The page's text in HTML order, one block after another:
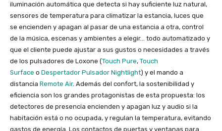
iluminación automática que detecta si hay suficiente luz natural,
sensores de temperatura para climatizar la estancia, luces que
se encienden y apagan al pasar de una estancia a otra, control
de la música, escenas y ambientes a elegir… todo automatizado y
que el cliente puede ajustar a sus gustos o necesidades a través
de los pulsadores de Loxone (Touch Pure, Touch
Surface o Despertador Pulsador Nightlight) y el mando a
distancia Remote Air. Además del confort, la sostenibilidad y
eficiencia son los grandes protagonistas de esta propuesta: los
detectores de presencia encienden y apagan luz y audio si la
habitación está o no ocupada, y regulan la temperatura, evitando
gastos de energía. Los contactos de puertas y ventanas para